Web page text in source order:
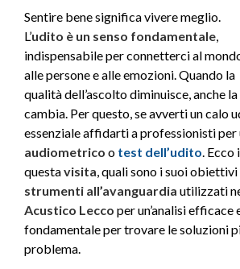
Sentire bene significa vivere meglio.
L’udito è un senso fondamentale,
indispensabile per connetterci al
alle persone e alle emozioni. Quando la
qualità dell’ascolto diminuisce, anche
cambia. Per questo, se avverti un calo
essenziale affidarti a professionisti per
audiometrico o test dell’udito. Ecco
questavisita, quali sono i suoi
strumenti all’avanguardia utilizzati
Acustico Lecco per un’analisi efficace
fondamentale per trovare le soluzioni
problema.